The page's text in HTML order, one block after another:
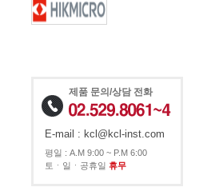
제품 문의/상담 전화
E-mail : kcl@kcl-inst.com
평일 : A.M 9:00 ~ P.M 6:00
토ㆍ일ㆍ공휴일 휴무